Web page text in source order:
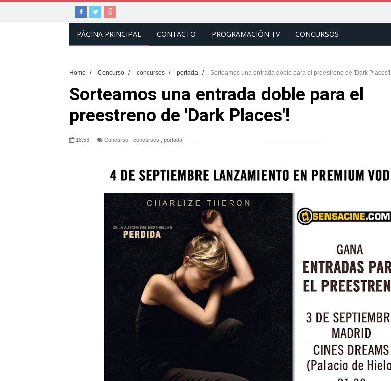
PÁGINA PRINCIPAL CONTACTO PROGRAMACIÓN TV CONCURSOS
Home / Concurso / concursos / portada / Sorteamos una entrada doble para el preestreno de 'Dark Places'!
Sorteamos una entrada doble para el
preestreno de 'Dark Places'!
18:53 Concurso concursos portada